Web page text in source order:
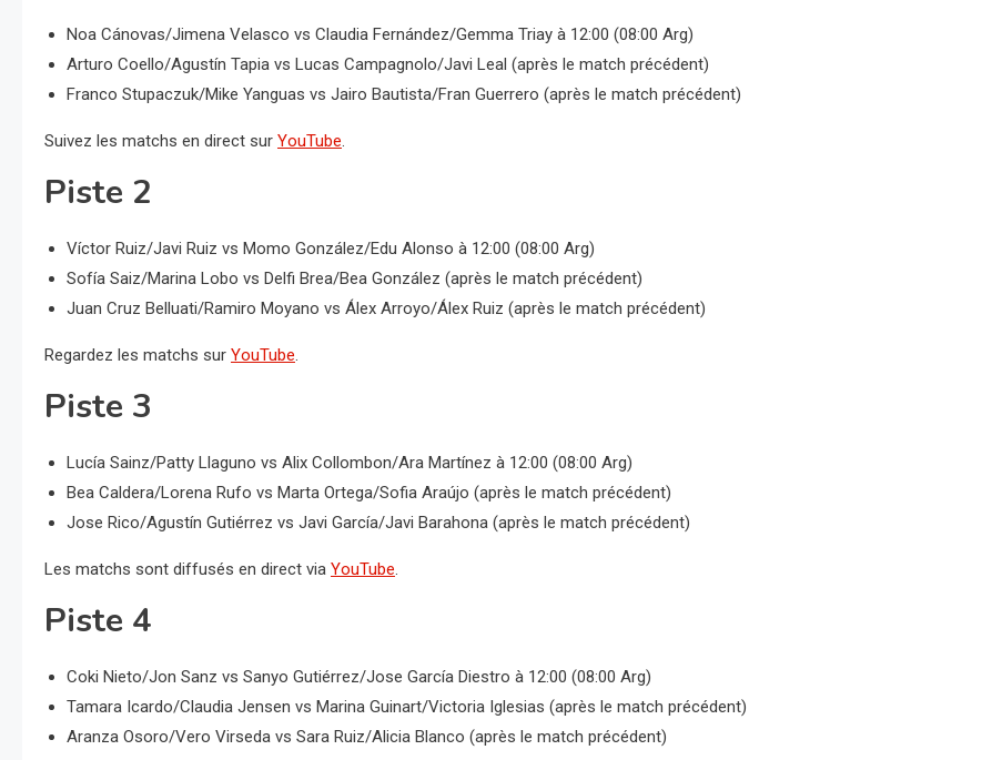
Noa Cánovas/Jimena Velasco vs Claudia Fernández/Gemma Triay à 12:00 (08:00 Arg)
Arturo Coello/Agustín Tapia vs Lucas Campagnolo/Javi Leal (après le match précédent)
Franco Stupaczuk/Mike Yanguas vs Jairo Bautista/Fran Guerrero (après le match précédent)
Suivez les matchs en direct sur YouTube.
Piste 2
Víctor Ruiz/Javi Ruiz vs Momo González/Edu Alonso à 12:00 (08:00 Arg)
Sofía Saiz/Marina Lobo vs Delfi Brea/Bea González (après le match précédent)
Juan Cruz Belluati/Ramiro Moyano vs Álex Arroyo/Álex Ruiz (après le match précédent)
Regardez les matchs sur YouTube.
Piste 3
Lucía Sainz/Patty Llaguno vs Alix Collombon/Ara Martínez à 12:00 (08:00 Arg)
Bea Caldera/Lorena Rufo vs Marta Ortega/Sofia Araújo (après le match précédent)
Jose Rico/Agustín Gutiérrez vs Javi García/Javi Barahona (après le match précédent)
Les matchs sont diffusés en direct via YouTube.
Piste 4
Coki Nieto/Jon Sanz vs Sanyo Gutiérrez/Jose García Diestro à 12:00 (08:00 Arg)
Tamara Icardo/Claudia Jensen vs Marina Guinart/Victoria Iglesias (après le match précédent)
Aranza Osoro/Vero Virseda vs Sara Ruiz/Alicia Blanco (après le match précédent)